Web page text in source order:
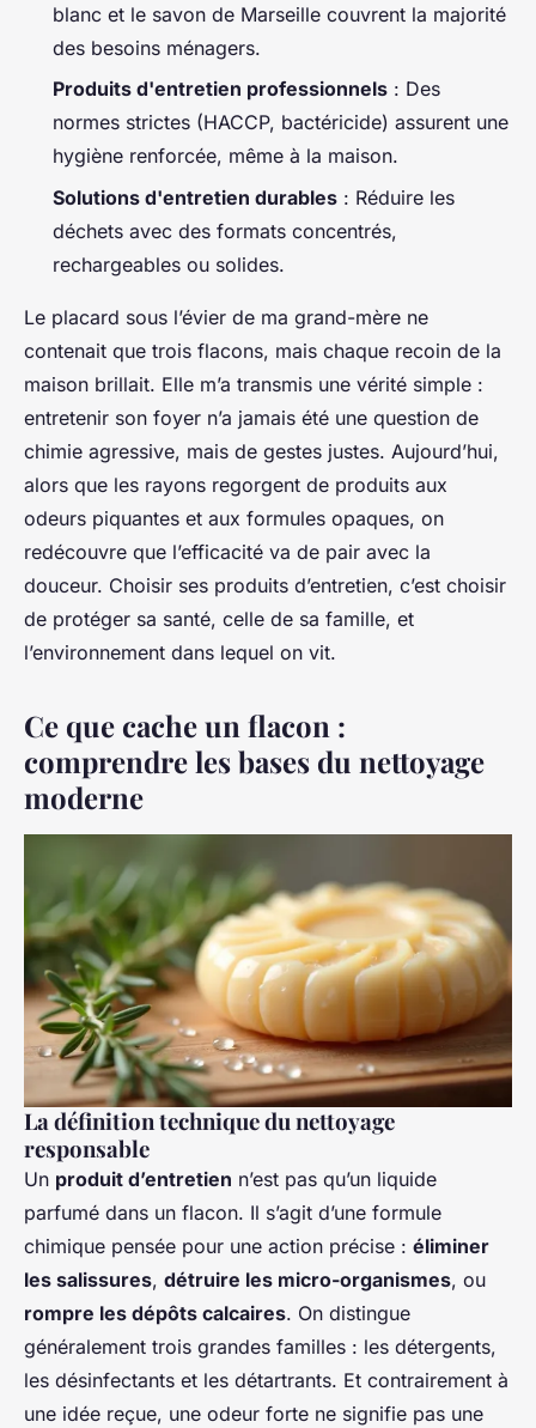
blanc et le savon de Marseille couvrent la majorité
des besoins ménagers.
Produits d'entretien professionnels : Des
normes strictes (HACCP, bactéricide) assurent une
hygiène renforcée, même à la maison.
Solutions d'entretien durables : Réduire les
déchets avec des formats concentrés,
rechargeables ou solides.
Le placard sous l’évier de ma grand-mère ne
contenait que trois flacons, mais chaque recoin de la
maison brillait. Elle m’a transmis une vérité simple :
entretenir son foyer n’a jamais été une question de
chimie agressive, mais de gestes justes. Aujourd’hui,
alors que les rayons regorgent de produits aux
odeurs piquantes et aux formules opaques, on
redécouvre que l’efficacité va de pair avec la
douceur. Choisir ses produits d’entretien, c’est choisir
de protéger sa santé, celle de sa famille, et
l’environnement dans lequel on vit.
Ce que cache un flacon :
comprendre les bases du nettoyage
moderne
La définition technique du nettoyage
responsable
Un produit d’entretien n’est pas qu’un liquide
parfumé dans un flacon. Il s’agit d’une formule
chimique pensée pour une action précise : éliminer
les salissures, détruire les micro-organismes, ou
rompre les dépôts calcaires. On distingue
généralement trois grandes familles : les détergents,
les désinfectants et les détartrants. Et contrairement à
une idée reçue, une odeur forte ne signifie pas une